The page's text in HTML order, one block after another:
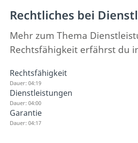
Rechtliches bei
Mehr zum Thema
Rechtsfähigkeit erfährst du
Rechtsfähigkeit
Dauer: 04:19
Dienstleistungen
Dauer: 04:00
Garantie
Dauer: 04:17